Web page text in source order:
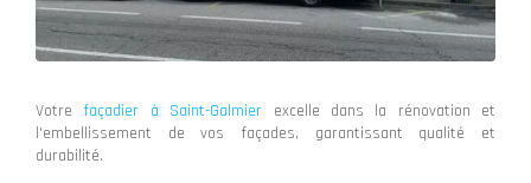
Votre façadier à Saint-Galmier excelle dans la rénovation et
l'embellissement de vos façades, garantissant qualité et
durabilité.